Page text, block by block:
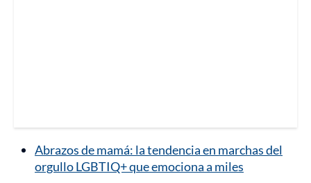
Abrazos de mamá: la tendencia en marchas del
orgullo LGBTIQ+ que emociona a miles